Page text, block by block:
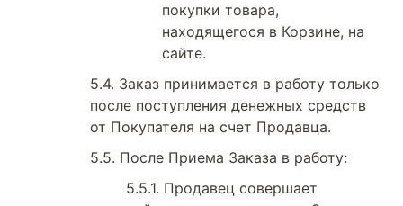
покупки товара,
находящегося в Корзине, на
сайте.
Заказ принимается в работу только
после поступления денежных средств
от Покупателя на счет Продавца.
После Приема Заказа в работу:
Продавец совершает